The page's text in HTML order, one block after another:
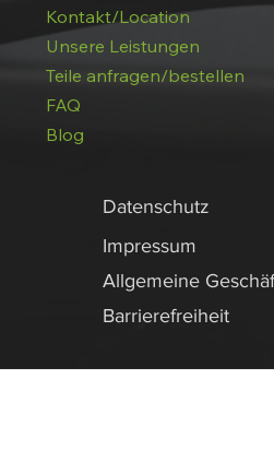
Datenschutz
Impressum
Allgemeine
Barrierefreiheit
Kontakt/Location
Unsere Leistungen
Teile anfragen/bestellen
FAQ
Blog